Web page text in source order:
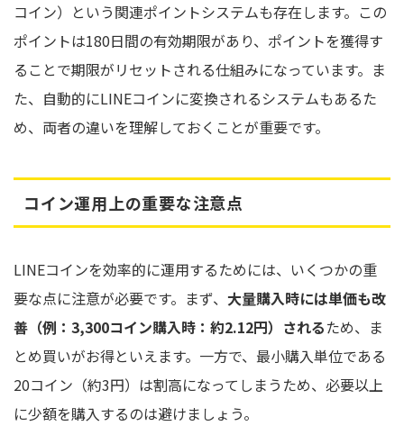
コイン）という関連ポイントシステムも存在します。この
ポイントは180日間の有効期限があり、ポイントを獲得す
ることで期限がリセットされる仕組みになっています。ま
た、自動的にLINEコインに変換されるシステムもあるた
め、両者の違いを理解しておくことが重要です。
コイン運用上の重要な注意点
LINEコインを効率的に運用するためには、いくつかの重
要な点に注意が必要です。まず、 大量購入時には単価も改
善（例： 3,300コイン購入時：約2.12円）されるため、ま
とめ買いがお得といえます。一方で、最小購入単位である
20コイン（約3円）は割高になってしまうため、必要以上
に少額を購入するのは避けましょう。